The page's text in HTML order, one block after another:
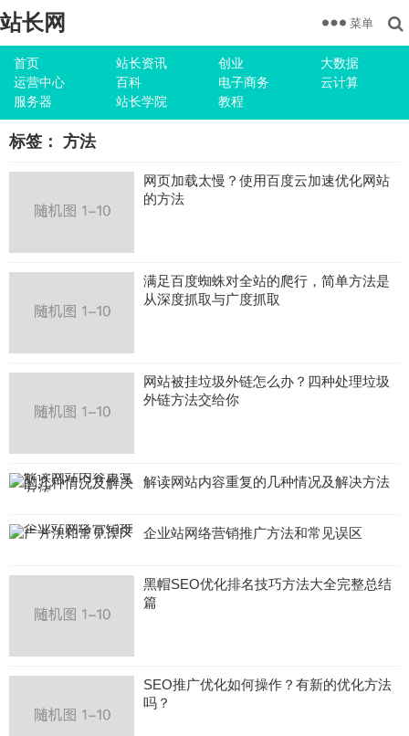
站长网
首页 站长资讯 创业
大数据
运营中心
百科 电子商务
云计算
服务器
站长学院 教程
菜单
标签： 方法
网页加载太慢？使用百度云加速优化网站
的方法
满足百度蜘蛛对全站的爬行，简单方法是
从深度抓取与广度抓取
网站被挂垃圾外链怎么办？四种处理垃圾
外链方法交给你
解读网站内容重复的几种情况及解决方法
企业站网络营销推广方法和常见误区
黑帽SEO优化排名技巧方法大全完整总结
篇
SEO推广优化如何操作？有新的优化方法
吗？